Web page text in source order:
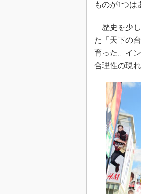
ものが1つは
歴史を少し
た「天下の
育った。イ
合理性の現